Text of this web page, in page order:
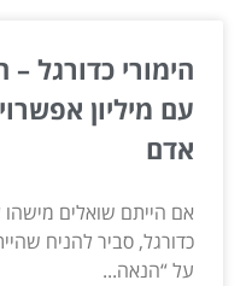
הימורי כדורגל
עם מיליון
אדם
אם הייתם שואלים מישהו
כדורגל, סביר להניח
על “הנאה...